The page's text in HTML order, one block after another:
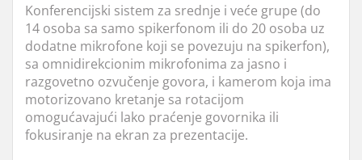
Konferencijski sistem za srednje i veće grupe (do
14 osoba sa samo spikerfonom ili do 20 osoba uz
dodatne mikrofone koji se povezuju na spikerfon),
sa omnidirekcionim mikrofonima za jasno i
razgovetno ozvučenje govora, i kamerom koja ima
motorizovano kretanje sa rotacijom
omogućavajući lako praćenje govornika ili
fokusiranje na ekran za prezentacije.